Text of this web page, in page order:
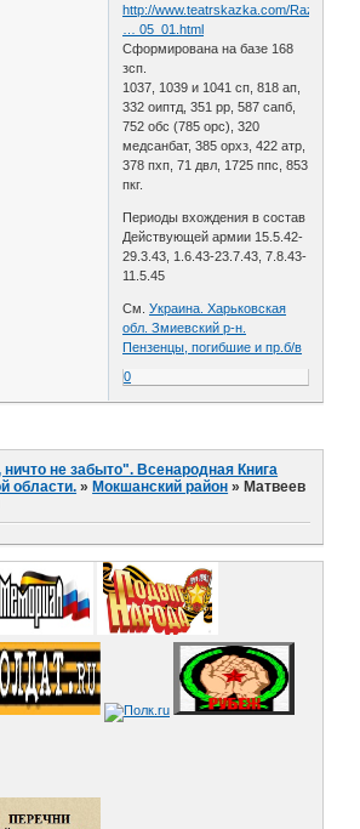
http://www.teatrskazka.com/Raznoe/
… 05_01.html
Сформирована на базе 168
зсп.
1037, 1039 и 1041 сп, 818 ап,
332 оиптд, 351 рр, 587 сапб,
752 обс (785 орс), 320
медсанбат, 385 орхз, 422 атр,
378 пхп, 71 двл, 1725 ппс, 853
пкг.
Периоды вхождения в состав
Действующей армии 15.5.42-
29.3.43, 1.6.43-23.7.43, 7.8.43-
11.5.45
См.Украина. Харьковская
обл. Змиевский р-н.
Пензенцы, погибшие и пр.б/в
0
ничто не забыто". Всенародная Книга
области. » Мокшанский район » Матвеев